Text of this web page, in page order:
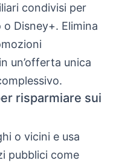
condivisi per
Disney+. Elimina
un’offerta unica
risparmiare sui
o vicini e usa
pubblici come